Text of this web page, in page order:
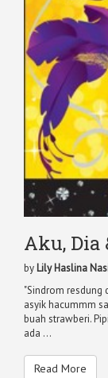
Aku, Dia
by Lily Haslina
"Sindrom resdung
asyik hacummm
buah strawberi.
ada ...
Read More